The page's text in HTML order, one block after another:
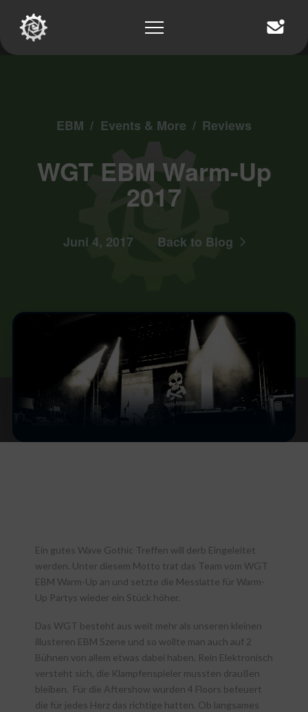
EBM / Events & More / Reviews
WGT EBM Warm-Up
2017
Juni 4, 2017 Back to Blog
Ein gutes Wave Gothic Treffen will derb Eingeleitet
werden. Unter diesem Motto trat das Team vom WGT
EBM Warm-Up an und setzte die Messlatte für Warm-
Up Partys wieder ein Stück höher.
Das WGT besteht aus weit mehr als unseren kleinen
illusteren EBM Szene und so wollte man auch auf 2
Bühnen von allem etwas dabei haben. Rein Elektronisch
versteht sich, die Klampfenspieler mussten draußen
bleiben. Für die Aftershow wurden 4 Floors befeuert
die für jedes Herz das richtige hatten. Ob langsames